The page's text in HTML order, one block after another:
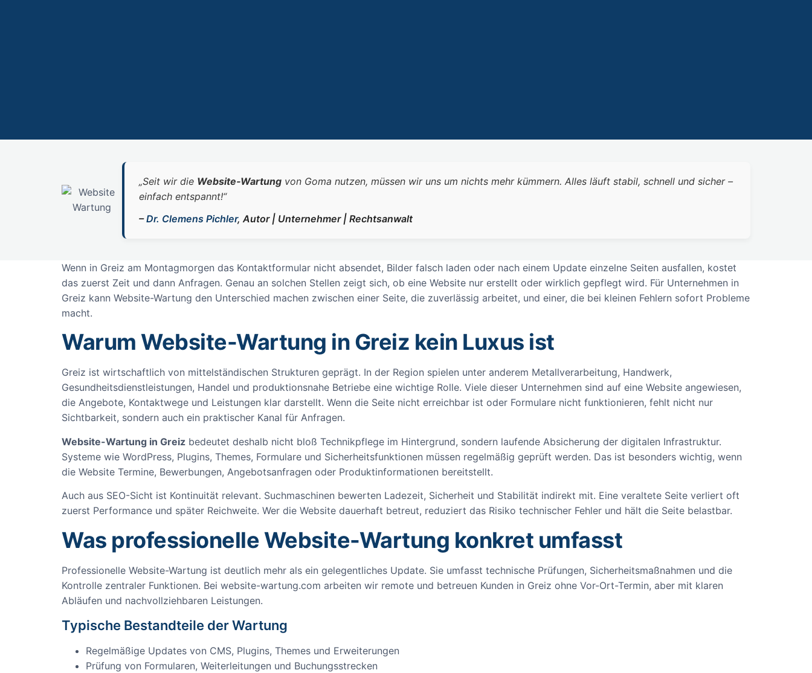
„Seit wir die Website‑Wartung von Goma nutzen, müssen wir uns um nichts mehr kümmern. Alles läuft stabil, schnell und sicher –
einfach entspannt!“
–Dr. Clemens Pichler, Autor | Unternehmer | Rechtsanwalt
Wenn in Greiz am Montagmorgen das Kontaktformular nicht absendet, Bilder falsch laden oder nach einem Update einzelne Seiten ausfallen, kostet
das zuerst Zeit und dann Anfragen. Genau an solchen Stellen zeigt sich, ob eine Website nur erstellt oder wirklich gepflegt wird. Für Unternehmen in
Greiz kann Website-Wartung den Unterschied machen zwischen einer Seite, die zuverlässig arbeitet, und einer, die bei kleinen Fehlern sofort Probleme
macht.
Warum Website-Wartung in Greiz kein Luxus ist
Greiz ist wirtschaftlich von mittelständischen Strukturen geprägt. In der Region spielen unter anderem Metallverarbeitung, Handwerk,
Gesundheitsdienstleistungen, Handel und produktionsnahe Betriebe eine wichtige Rolle. Viele dieser Unternehmen sind auf eine Website angewiesen,
die Angebote, Kontaktwege und Leistungen klar darstellt. Wenn die Seite nicht erreichbar ist oder Formulare nicht funktionieren, fehlt nicht nur
Sichtbarkeit, sondern auch ein praktischer Kanal für Anfragen.
Website-Wartung in Greiz bedeutet deshalb nicht bloß Technikpflege im Hintergrund, sondern laufende Absicherung der digitalen Infrastruktur.
Systeme wie WordPress, Plugins, Themes, Formulare und Sicherheitsfunktionen müssen regelmäßig geprüft werden. Das ist besonders wichtig, wenn
die Website Termine, Bewerbungen, Angebotsanfragen oder Produktinformationen bereitstellt.
Auch aus SEO-Sicht ist Kontinuität relevant. Suchmaschinen bewerten Ladezeit, Sicherheit und Stabilität indirekt mit. Eine veraltete Seite verliert oft
zuerst Performance und später Reichweite. Wer die Website dauerhaft betreut, reduziert das Risiko technischer Fehler und hält die Seite belastbar.
Was professionelle Website-Wartung konkret umfasst
Professionelle Website-Wartung ist deutlich mehr als ein gelegentliches Update. Sie umfasst technische Prüfungen, Sicherheitsmaßnahmen und die
Kontrolle zentraler Funktionen. Bei website-wartung.com arbeiten wir remote und betreuen Kunden in Greiz ohne Vor-Ort-Termin, aber mit klaren
Abläufen und nachvollziehbaren Leistungen.
Typische Bestandteile der Wartung
Regelmäßige Updates von CMS, Plugins, Themes und Erweiterungen
Prüfung von Formularen, Weiterleitungen und Buchungsstrecken